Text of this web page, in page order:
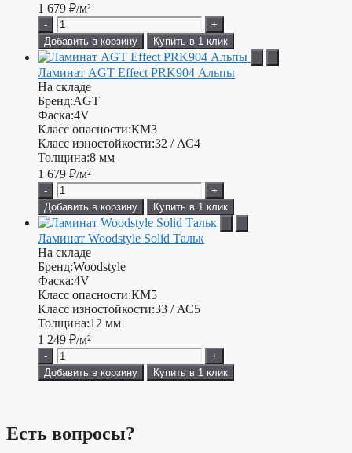
1 679 ₽/м²
-
+
Добавить в корзину
Купить в 1 клик
Ламинат AGT Effect PRK904 Альпы
На складе
Бренд:AGT
Фаска:4V
Класс опасности:КМ3
Класс изностойкости:32 / АС4
Толщина:8 мм
1 679 ₽/м²
-
+
Добавить в корзину
Купить в 1 клик
Ламинат Woodstyle Solid Тальк
На складе
Бренд:Woodstyle
Фаска:4V
Класс опасности:КМ5
Класс изностойкости:33 / АС5
Толщина:12 мм
1 249 ₽/м²
-
+
Добавить в корзину
Купить в 1 клик
Есть вопросы?